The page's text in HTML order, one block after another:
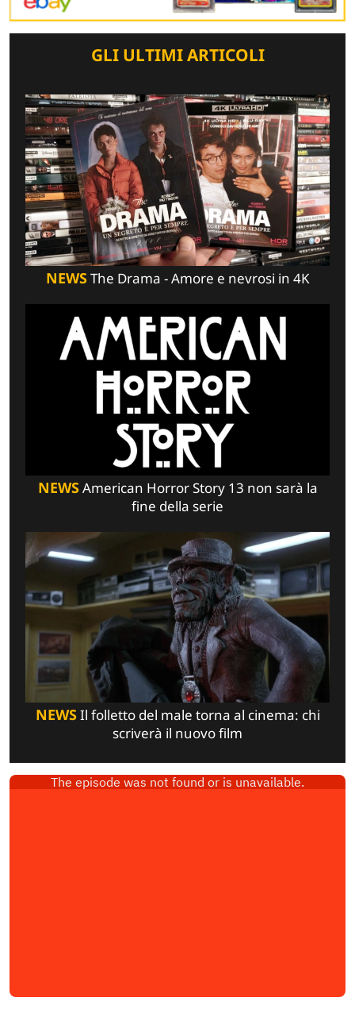
GLI ULTIMI ARTICOLI
NEWSThe Drama - Amore e nevrosi in 4K
NEWSAmerican Horror Story 13 non sarà la
fine della serie
NEWSIl folletto del male torna al cinema: chi
scriverà il nuovo film